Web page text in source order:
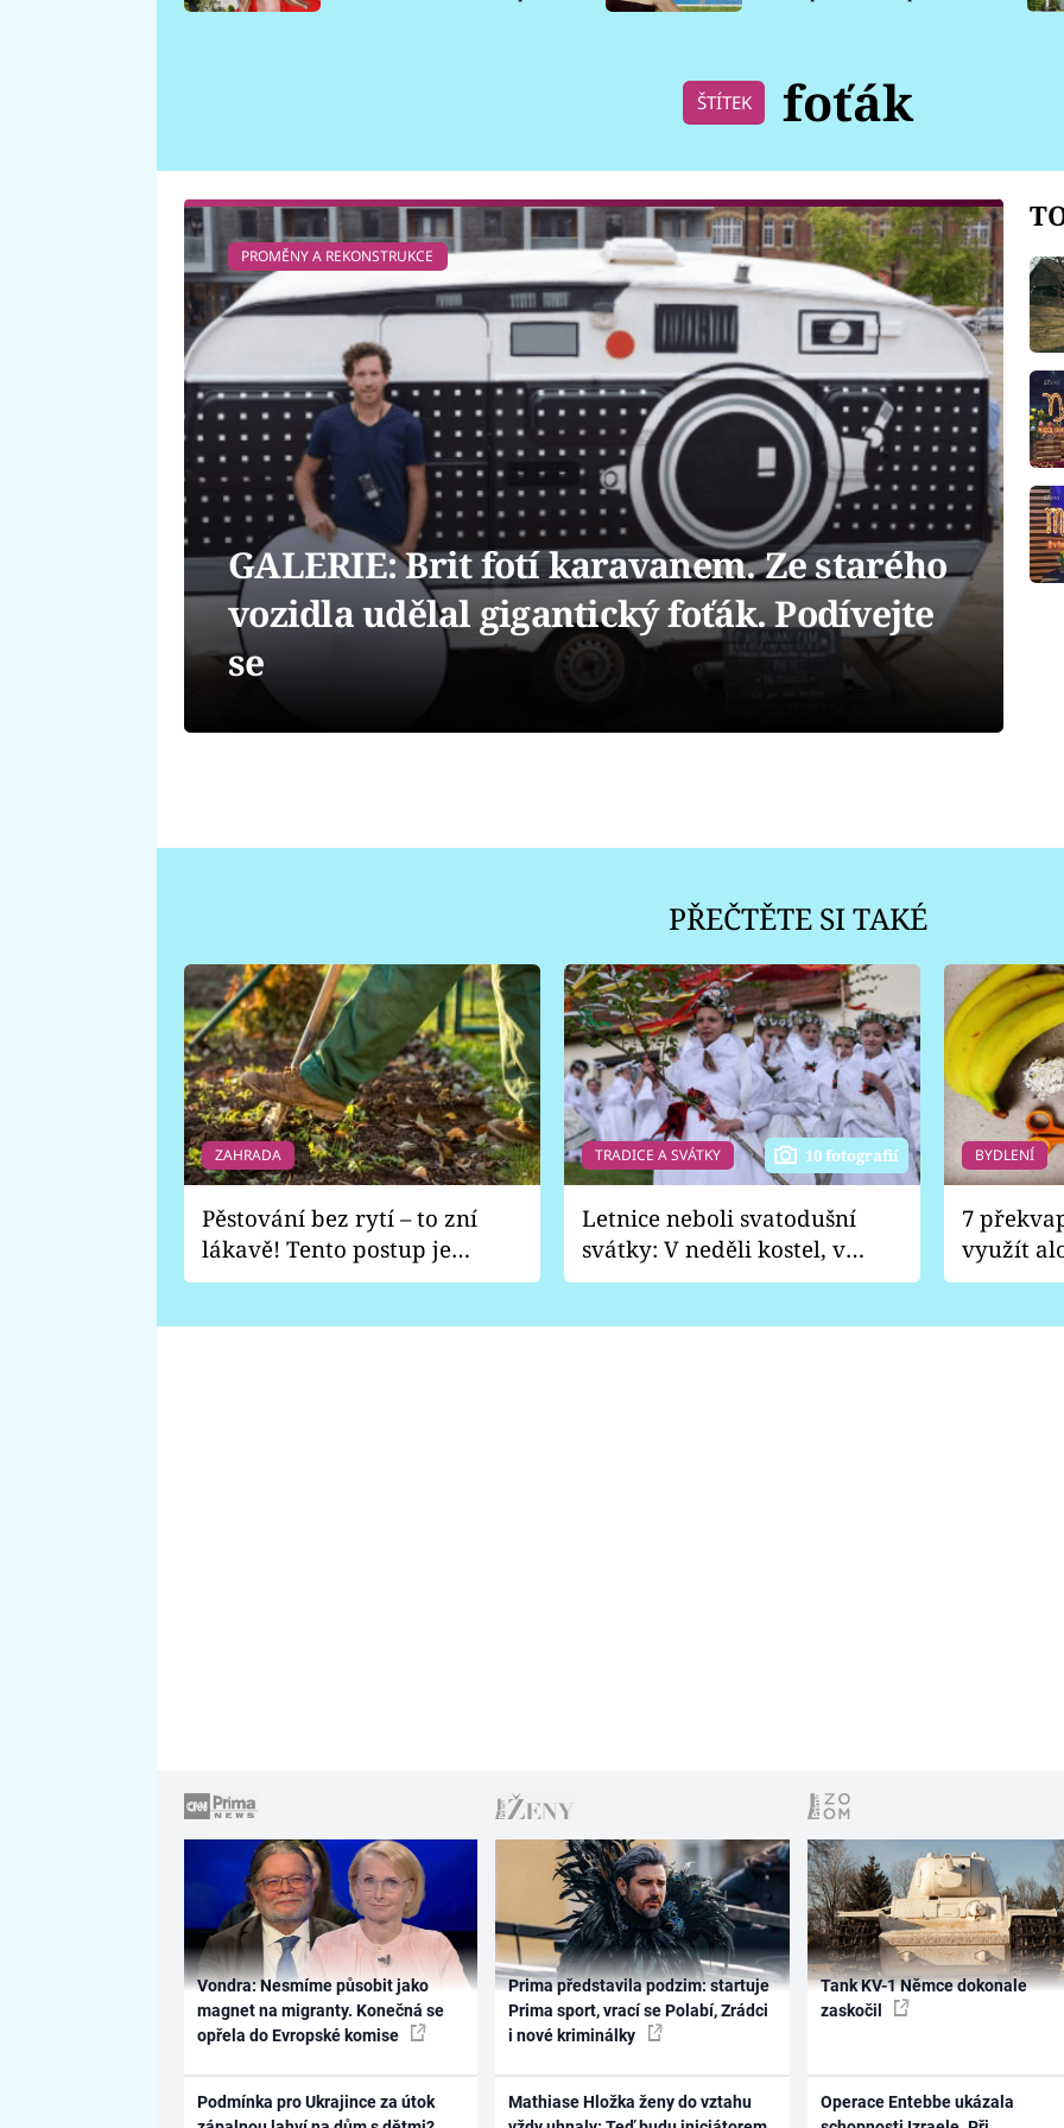
ŠTÍTEK foťák
PROMĚNY A REKONSTRUKCE
GALERIE: Brit fotí karavanem. Ze starého
vozidla udělal gigantický foťák. Podívejte
se
PŘEČTĚTE SI TAKÉ
ZAHRADA
Pěstování bez rytí – to zní
lákavě! Tento postup je
vhodný jen pro některé
TRADICE A SVÁTKY 10 fotografií
Letnice neboli svatodušní
svátky: V neděli kostel, v
pondělí zábava
BYDLENÍ
7
využít
Vondra: Nesmíme působit jako
magnet na migranty. Konečná se
opřela do Evropské komise
Podmínka pro Ukrajince za útok
Prima představila podzim: startuje
Prima sport, vrací se Polabí, Zrádci
i nové kriminálky
Mathiase Hložka ženy do vztahu
Tank KV-1 Němce dokonale
zaskočil
Operace Entebbe ukázala